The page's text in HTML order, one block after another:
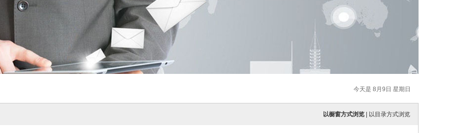
今天是 8月9日 星期日
以橱窗方式浏览 以目录方式浏览